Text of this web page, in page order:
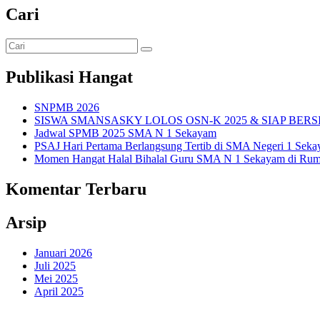
pos
Cari
Publikasi Hangat
SNPMB 2026
SISWA SMANSASKY LOLOS OSN-K 2025 & SIAP
Jadwal SPMB 2025 SMA N 1 Sekayam
PSAJ Hari Pertama Berlangsung Tertib di SMA Negeri 1
Momen Hangat Halal Bihalal Guru SMA N 1 Sekayam di
Komentar Terbaru
Arsip
Januari 2026
Juli 2025
Mei 2025
April 2025